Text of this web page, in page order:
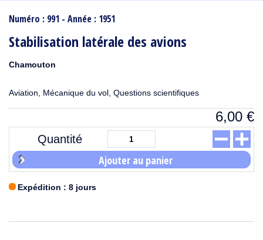
Numéro : 991 - Année : 1951
Stabilisation latérale des avions
Chamouton
Aviation, Mécanique du vol, Questions scientifiques
6,00 €
Quantité
Ajouter au panier
Expédition : 8 jours